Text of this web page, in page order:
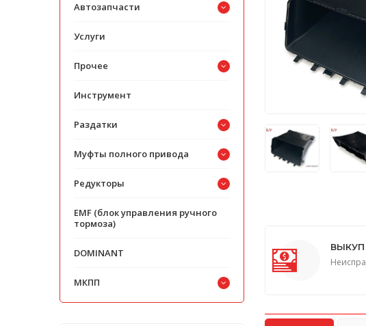
Автозапчасти
Услуги
Прочее
Инструмент
Раздатки
Муфты полного привода
Редукторы
EMF (блок управления ручного
тормоза)
DOMINANT
МКПП